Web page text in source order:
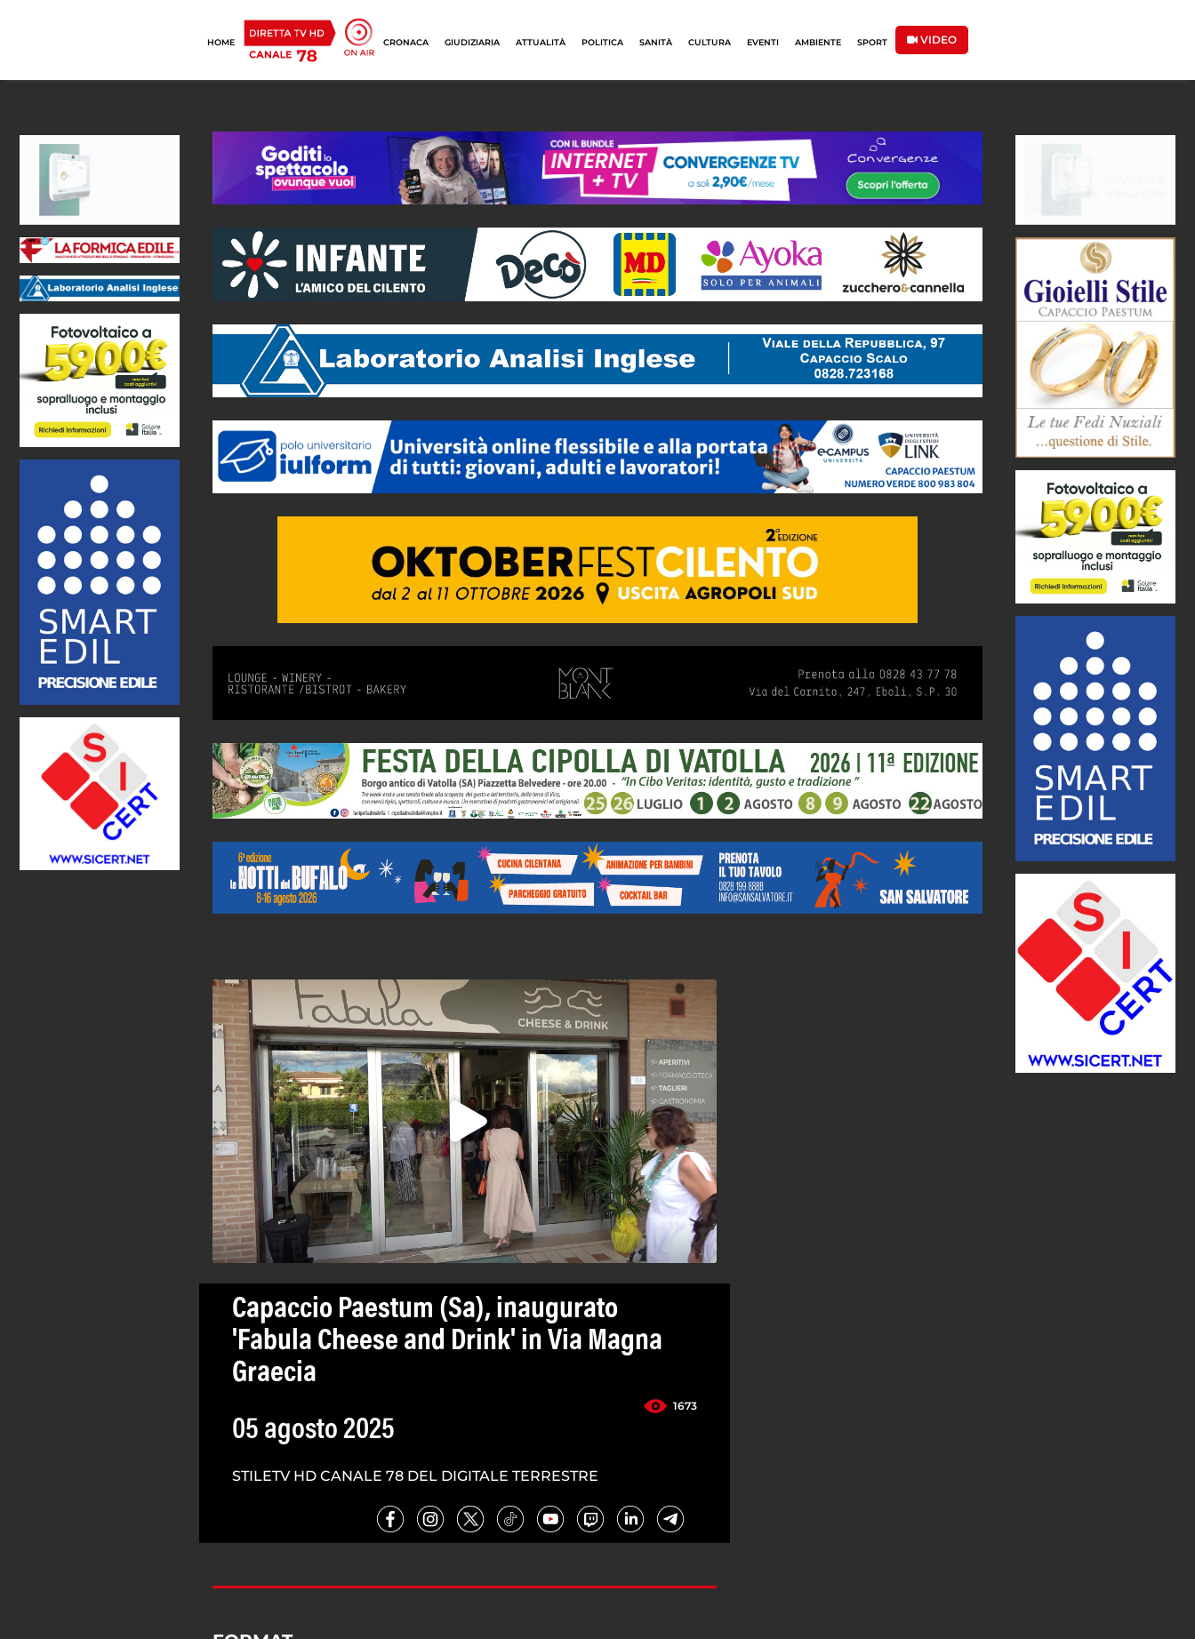
HOME CRONACA GIUDIZIARIA ATTUALITÀ POLITICA SANITÀ CULTURA EVENTI AMBIENTE SPORT VIDEO
Capaccio Paestum (Sa), inaugurato
'Fabula Cheese and Drink' in Via Magna
Graecia
1673
05 agosto 2025
STILETV HD CANALE 78 DEL DIGITALE TERRESTRE